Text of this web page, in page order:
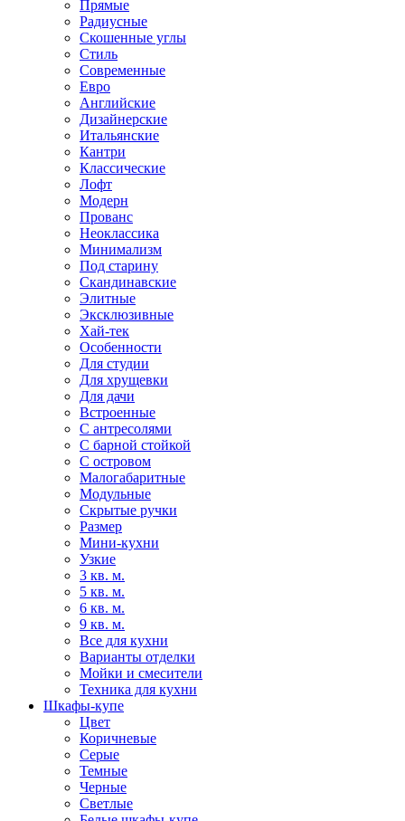
Прямые
Радиусные
Скошенные углы
Стиль
Современные
Евро
Английские
Дизайнерские
Итальянские
Кантри
Классические
Лофт
Модерн
Прованс
Неоклассика
Минимализм
Под старину
Скандинавские
Элитные
Эксклюзивные
Хай-тек
Особенности
Для студии
Для хрущевки
Для дачи
Встроенные
С антресолями
С барной стойкой
С островом
Малогабаритные
Модульные
Скрытые ручки
Размер
Мини-кухни
Узкие
3 кв. м.
5 кв. м.
6 кв. м.
9 кв. м.
Все для кухни
Варианты отделки
Мойки и смесители
Техника для кухни
Шкафы-купе
Цвет
Коричневые
Серые
Темные
Черные
Светлые